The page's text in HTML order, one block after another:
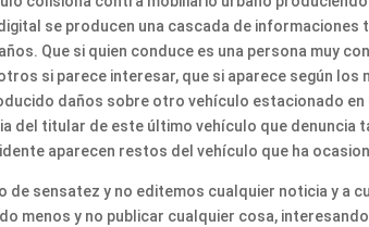
se producen una cascada de
Que si quien conduce es una persona muy
si parece interesar, que si aparece según
daños sobre otro vehículo estacionado en
del titular de este último vehículo que denuncia
aparecen restos del vehículo que ha
de sensatez y no editemos cualquier noticia y a
menos y no publicar cualquier cosa,